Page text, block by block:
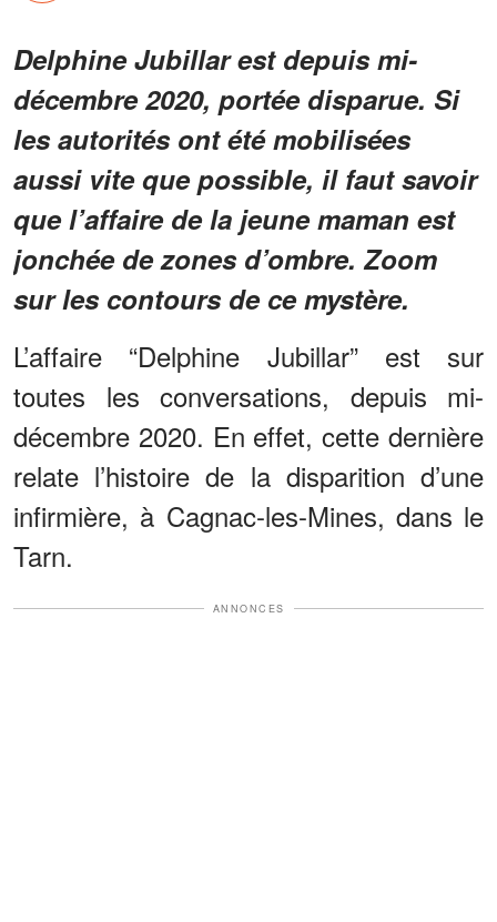
Delphine Jubillar est depuis mi-
décembre 2020, portée disparue. Si
les autorités ont été mobilisées
aussi vite que possible, il faut savoir
que l’affaire de la jeune maman est
jonchée de zones d’ombre. Zoom
sur les contours de ce mystère.
L’affaire “Delphine Jubillar” est sur
toutes les conversations, depuis mi-
décembre 2020. En effet, cette dernière
relate l’histoire de la disparition d’une
infirmière, à Cagnac-les-Mines, dans le
Tarn.
ANNONCES